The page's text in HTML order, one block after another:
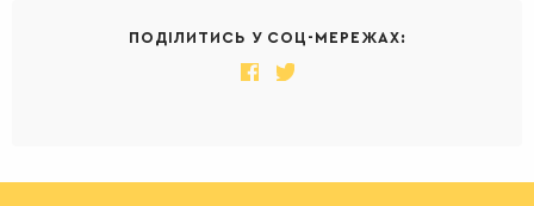
ПОДІЛИТИСЬ У СОЦ-МЕРЕЖАХ: